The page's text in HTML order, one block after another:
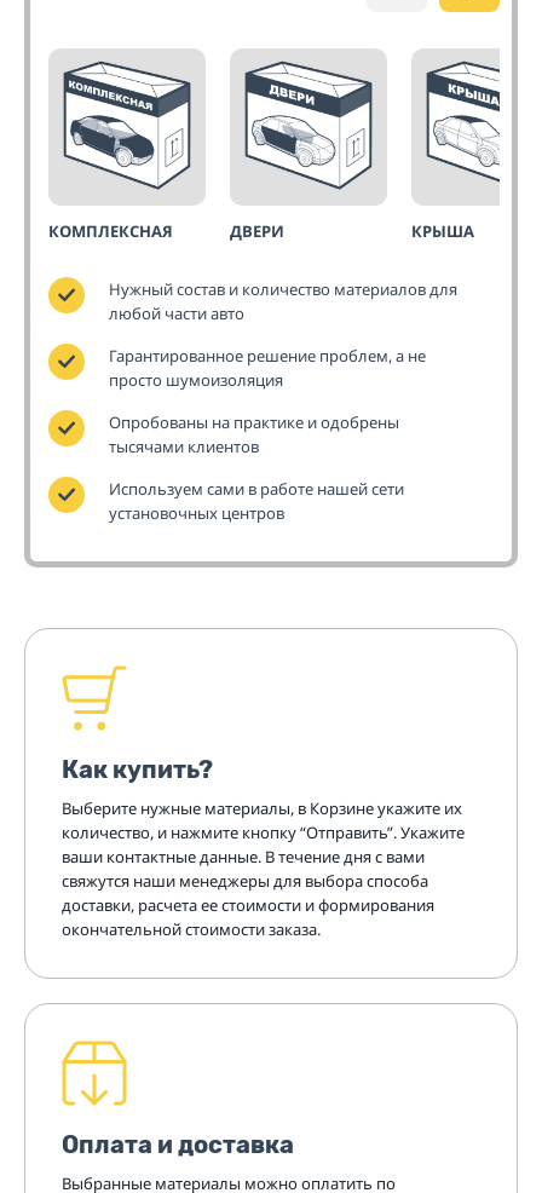
КОМПЛЕКСНАЯ ДВЕРИ КРЫША
Нужный состав и количество материалов для
любой части авто
Гарантированное решение проблем, а не
просто шумоизоляция
Опробованы на практике и одобрены
тысячами клиентов
Используем сами в работе нашей сети
установочных центров
Как купить?
Выберите нужные материалы, в Корзине укажите их
количество, и нажмите кнопку “Отправить”. Укажите
ваши контактные данные. В течение дня с вами
свяжутся наши менеджеры для выбора способа
доставки, расчета ее стоимости и формирования
окончательной стоимости заказа.
Оплата и доставка
Выбранные материалы можно оплатить по